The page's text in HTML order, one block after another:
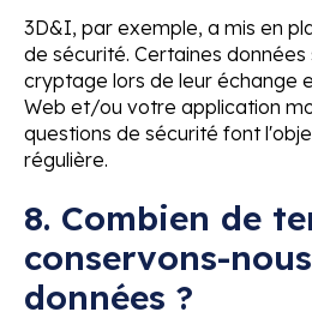
3D&I, par exemple, a mis en
de sécurité. Certaines
cryptage lors de leur échange
Web et/ou votre application
questions de sécurité font
régulière.
8. Combien de
conservons-
données ?